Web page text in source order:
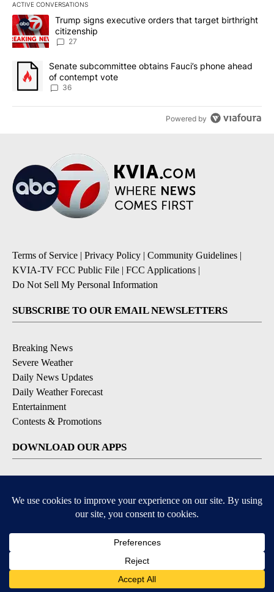
ACTIVE CONVERSATIONS
The following is a list of the most commented articles in the last
A trending article titled "Trump signs executive orders that
Trump signs executive orders that target birthright
citizenship
27
A trending article titled "Senate subcommittee obtains Fauci’s
Senate subcommittee obtains Fauci’s phone ahead
of contempt vote
36
Powered by
Terms of Service | Privacy Policy | Community Guidelines |
KVIA-TV FCC Public File | FCC Applications |
Do Not Sell My Personal Information
SUBSCRIBE TO OUR EMAIL NEWSLETTERS
Breaking News
Severe Weather
Daily News Updates
Daily Weather Forecast
Entertainment
Contests & Promotions
DOWNLOAD OUR APPS